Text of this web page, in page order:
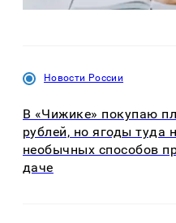
Новости России
В «Чижике» покупаю
рублей, но ягоды туда
необычных способов
даче